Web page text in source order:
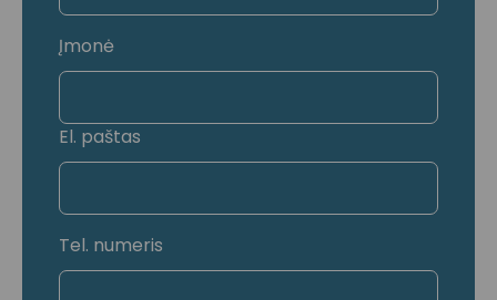
Įmonė
El. paštas
Tel. numeris